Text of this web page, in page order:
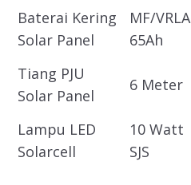
Baterai Kering
Solar Panel
MF/VRLA
65Ah
Tiang PJU
Solar Panel
6 Meter
Lampu LED
Solarcell
10 Watt
SJS